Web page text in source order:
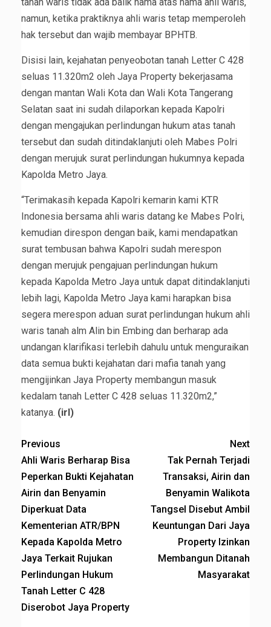
namun, ketika praktiknya ahli waris tetap memperoleh
hak tersebut dan wajib membayar BPHTB.
Disisi lain, kejahatan penyeobotan tanah Letter C 428
seluas 11.320m2 oleh Jaya Property bekerjasama
dengan mantan Wali Kota dan Wali Kota Tangerang
Selatan saat ini sudah dilaporkan kepada Kapolri
dengan mengajukan perlindungan hukum atas tanah
tersebut dan sudah ditindaklanjuti oleh Mabes Polri
dengan merujuk surat perlindungan hukumnya kepada
Kapolda Metro Jaya.
“Terimakasih kepada Kapolri kemarin kami KTR
Indonesia bersama ahli waris datang ke Mabes Polri,
kemudian direspon dengan baik, kami mendapatkan
surat tembusan bahwa Kapolri sudah merespon
dengan merujuk pengajuan perlindungan hukum
kepada Kapolda Metro Jaya untuk dapat ditindaklanjuti
lebih lagi, Kapolda Metro Jaya kami harapkan bisa
segera merespon aduan surat perlindungan hukum ahli
waris tanah alm Alin bin Embing dan berharap ada
undangan klarifikasi terlebih dahulu untuk menguraikan
data semua bukti kejahatan dari mafia tanah yang
mengijinkan Jaya Property membangun masuk
kedalam tanah Letter C 428 seluas 11.320m2,”
katanya. (irl)
Previous
Ahli Waris Berharap Bisa
Peperkan Bukti Kejahatan
Airin dan Benyamin
Diperkuat Data
Kementerian ATR/BPN
Kepada Kapolda Metro
Jaya Terkait Rujukan
Perlindungan Hukum
Tanah Letter C 428
Diserobot Jaya Property
Next
Tak Pernah Terjadi
Transaksi, Airin dan
Benyamin Walikota
Tangsel Disebut Ambil
Keuntungan Dari Jaya
Property Izinkan
Membangun Ditanah
Masyarakat